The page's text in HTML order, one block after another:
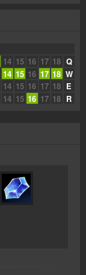
14 15 16 17 18 Q
14 15 16 17 18 W
14 15 16 17 18 E
14 15 16 17 18 R